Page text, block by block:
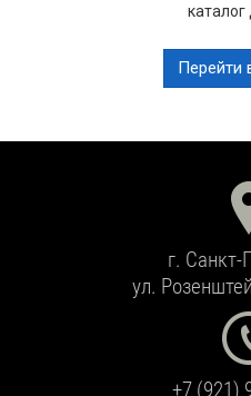
каталог
Перейти
г. Санкт-
ул.
+7 (921)